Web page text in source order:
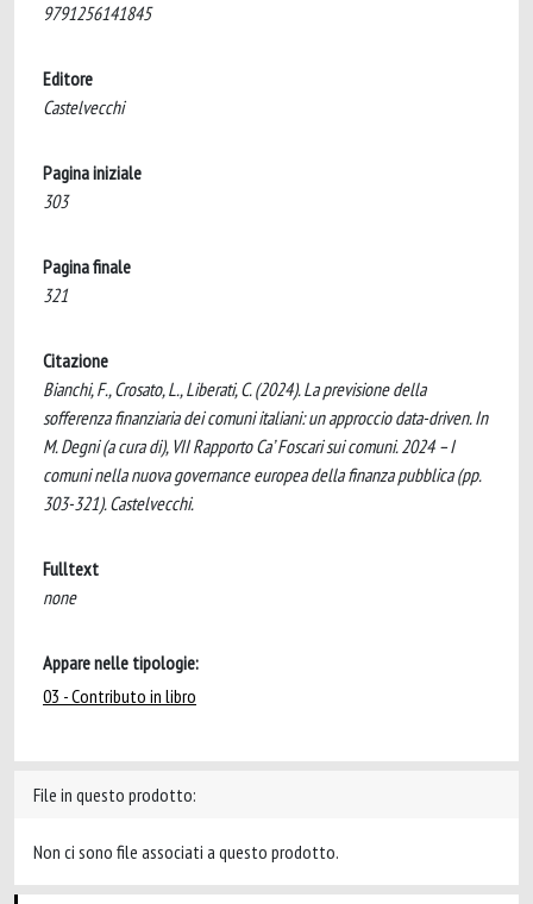
9791256141845
Editore
Castelvecchi
Pagina iniziale
303
Pagina finale
321
Citazione
Bianchi, F., Crosato, L., Liberati, C. (2024). La previsione della
sofferenza finanziaria dei comuni italiani: un approccio data-driven. In
M. Degni (a cura di), VII Rapporto Ca’ Foscari sui comuni. 2024 – I
comuni nella nuova governance europea della finanza pubblica (pp.
303-321). Castelvecchi.
Fulltext
none
Appare nelle tipologie:
03 - Contributo in libro
File in questo prodotto:
Non ci sono file associati a questo prodotto.